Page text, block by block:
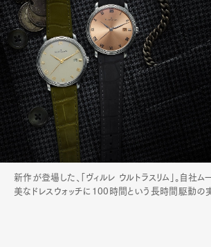
Art&Design WatchFashion
Product Culture
新作が登場した、「ヴィルレ ウルトラスリム」。自社ム
美なドレスウォッチに100時間という長時間駆動の